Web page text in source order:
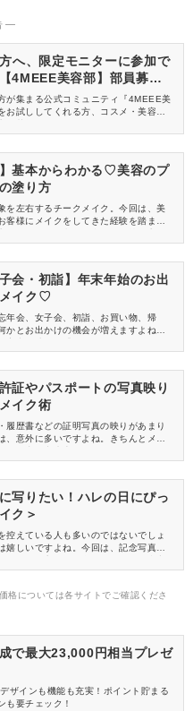
―
へ、限定モニターに参加で
4MEEE美容部】部員募集
が集まる公式コミュニティ『4MEEE美
試ししてくれる方、コスメ・美容情報
】基本からわかる♡美容のプ
塗り方
を左右するチークメイク。今回は、美
客様にメイクをしてきた経験を踏ま
イクの参考にしてみてください。
会・初詣】年末年始のお出
イク♡
年会、女子会、初詣、お買い物、帰
とお出かけの機会が増えますよね。
使ってご紹介します。
証やパスポートの写真映り
イク術
履歴書などの証明写真の映りがあまり
、意外に多いですよね。きちんとメイ
明写真の映りが格段に良くなるメイ
写りたい！ハレの日にぴっ
ク＞
控えている人も多いのではないでしょ
嬉しいですよね。今回は、記念写真に
格については各サイトでご確認くださ
で最大23,000円相当プレゼ
ザインも機能も充実！ポイント貯まる
も要チェック！